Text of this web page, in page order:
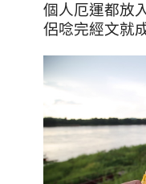
個人厄運都放
侶唸完經文就